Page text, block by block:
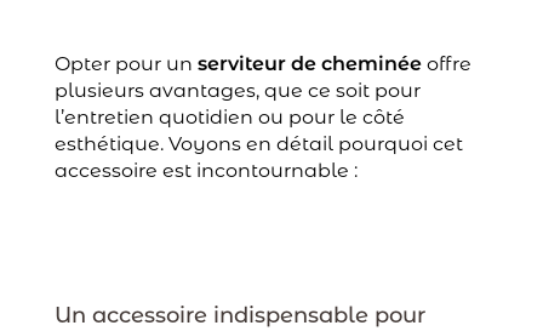
Opter pour un serviteur de cheminéeoffre
plusieurs avantages, que ce soit pour
l’entretien quotidien ou pour le côté
esthétique. Voyons en détail pourquoi cet
accessoire est incontournable :
Un accessoire indispensable pour